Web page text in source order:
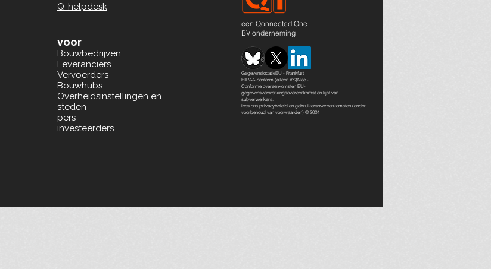
Q-helpdesk
voor
Bouwbedrijven
Leveranciers
Vervoerders
Bouwhubs
Overheidsinstellingen en
steden
pers
investeerders
een Qonnected One
BV onderneming
GegevenslocatieEU - Frankfurt
HIPAA-conform (alleen VS)Nee -
Conforme overeenkomsten EU-
gegevensverwerkingsovereenkomst en lijst van
subverwerkers:
lees ons privacybeleid en gebruikersovereenkomsten (onder
voorbehoud van voorwaarden) © 2024